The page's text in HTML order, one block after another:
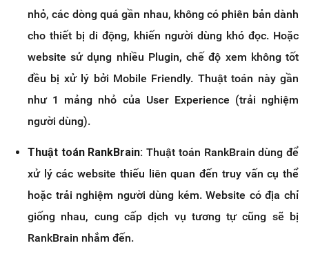
nhỏ, các dòng quá gần nhau, không có phiên bản dành
cho thiết bị di động, khiến người dùng khó đọc. Hoặc
website sử dụng nhiều Plugin, chế độ xem không tốt
đều bị xử lý bởi Mobile Friendly. Thuật toán này gần
như 1 mảng nhỏ của User Experience (trải nghiệm
người dùng).
Thuật toán RankBrain: Thuật toán RankBrain dùng để
xử lý các website thiếu liên quan đến truy vấn cụ thể
hoặc trải nghiệm người dùng kém. Website có địa chỉ
giống nhau, cung cấp dịch vụ tương tự cũng sẽ bị
RankBrain nhắm đến.